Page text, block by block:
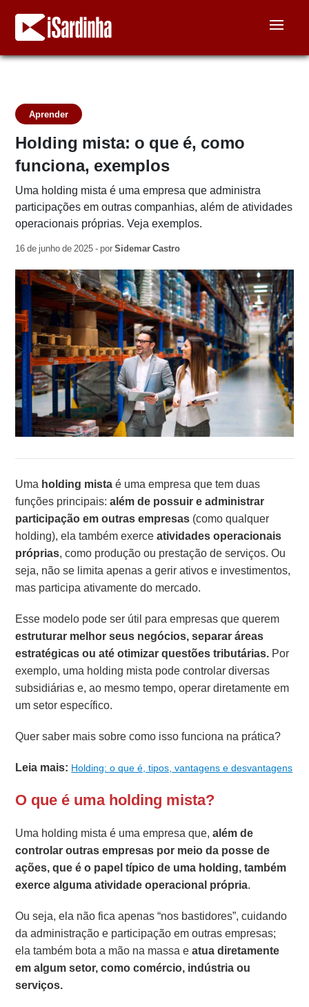
Aprender
Holding mista: o que é, como
funciona, exemplos
Uma holding mista é uma empresa que administra
participações em outras companhias, além de atividades
operacionais próprias. Veja exemplos.
16 de junho de 2025 - porSidemar Castro
Uma holding mistaé uma empresa que tem duas
funções principais:além de possuir e administrar
participação em outras empresas (como qualquer
holding), ela também exerceatividades operacionais
próprias, como produção ou prestação de serviços. Ou
seja, não se limita apenas a gerir ativos e investimentos,
mas participa ativamente do mercado.
Esse modelo pode ser útil para empresas que querem
estruturar melhor seus negócios, separar áreas
estratégicas ou até otimizar questões tributárias. Por
exemplo, uma holding mista pode controlar diversas
subsidiárias e, ao mesmo tempo, operar diretamente em
um setor específico.
Quer saber mais sobre como isso funciona na prática?
Leia mais: Holding: o que é, tipos, vantagens e desvantagens
O que é uma holding mista?
Uma holding mista é uma empresa que,além de
controlar outras empresas por meio da posse de
ações, que é o papel típico de uma holding, também
exerce alguma atividade operacional própria.
Ou seja, ela não fica apenas “nos bastidores”, cuidando
da administração e participação em outras empresas;
ela também bota a mão na massa eatua diretamente
em algum setor, como comércio, indústria ou
serviços.